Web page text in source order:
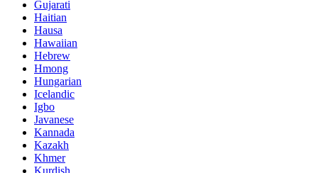
Gujarati
Haitian
Hausa
Hawaiian
Hebrew
Hmong
Hungarian
Icelandic
Igbo
Javanese
Kannada
Kazakh
Khmer
Kurdish